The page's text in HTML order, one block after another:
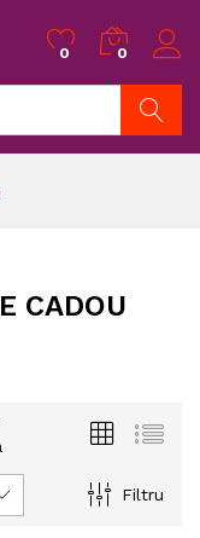
0 0
CADOU
Filtru